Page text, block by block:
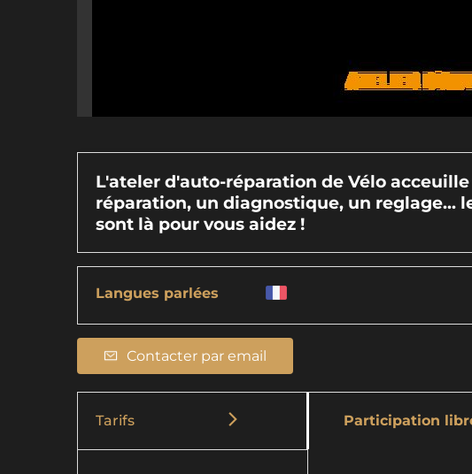
L'ateler d'auto-réparation de Vélo
réparation, un diagnostique, un reglage...
sont là pour vous aidez !
Langues parlées
Contacter par email
Tarifs Participation